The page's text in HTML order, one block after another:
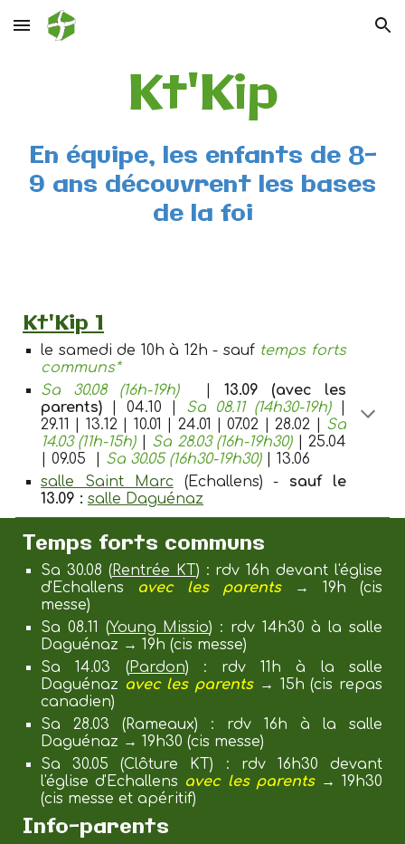
Skip to main content Skip to navigation
Kt'Kip
En équipe, les enfants de 8-
9 ans découvrent les bases
de la foi
Kt'Kip 1
le samedi de 10h à 12h- sauf temps forts
communs*
Sa 30.08
(16h-19h)| 13.09 (avec les
parents) | 04.10 | Sa 08.11 (14h30-19h)
29.11 | 13.12 | 10.01
24.01 |07.02 |28.02 | Sa
14.03 (11h-15h)| Sa 28.03 (16h-19h30)| 25.04
| 09.05 | Sa 30.05 (16h30-19h30)|13.06
salle Saint Marc(Echallens) - sauf le
13.09 :salle Daguénaz
Temps forts communs
Sa 30.08 (Rentrée KT) : rdv 16h devant l'église
d'Echallens
avec les parents → 19h (cis
messe)
Sa 08.11 (Young Missio) : rdv 14h30à la salle
Daguénaz → 19h(cis messe)
Sa14.03 (Pardon) : rdv 11h à la salle
Daguénaz avec les parents→ 15h (cis repas
canadien)
Sa 28.03 (Rameaux) : rdv 16h à la salle
Daguénaz → 19h30(cis messe)
Sa 30.05 (Clôture KT) : rdv 16h30 devant
l'église d'Echallens avec les parents → 19h30
(cis messe et apéritif)
Info-parents